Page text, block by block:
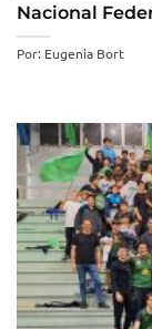
Nacional
Por: Eugenia Bort